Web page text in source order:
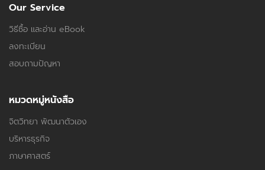
Our Service
วิธีซื้อ และอ่าน eBook
ลงทะเบียน
สอบถามปัญหา
หมวดหมู่หนังสือ
จิตวิทยา พัฒนาตัวเอง
บริหารธุรกิจ
ภาษาศาสตร์